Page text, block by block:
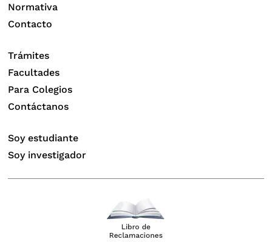
Normativa
Contacto
Trámites
Facultades
Para Colegios
Contáctanos
Soy estudiante
Soy investigador